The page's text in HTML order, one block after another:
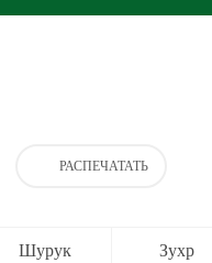
РАСПЕЧАТАТЬ
Шурук Зухр